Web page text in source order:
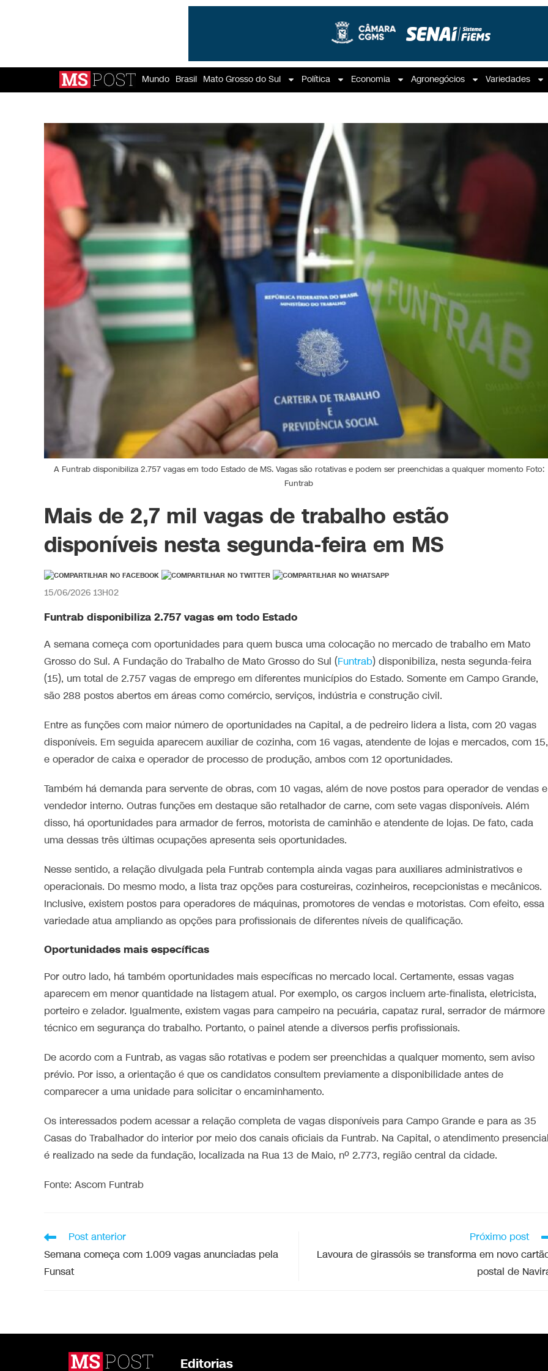
Mundo Brasil Mato Grosso do Sul Política Economia Agronegócios Variedades
A Funtrab disponibiliza 2.757 vagas em todo Estado de MS. Vagas são rotativas e podem ser preenchidas a qualquer momento Foto:
Funtrab
Mais de 2,7 mil vagas de trabalho estão
disponíveis nesta segunda-feira em MS
15/06/2026 13H02
Funtrab disponibiliza 2.757 vagas em todo Estado
A semana começa com oportunidades para quem busca uma colocação no mercado de trabalho em Mato
Grosso do Sul. A Fundação do Trabalho de Mato Grosso do Sul (Funtrab) disponibiliza, nesta segunda-feira
(15), um total de 2.757 vagas de emprego em diferentes municípios do Estado. Somente em Campo Grande,
são 288 postos abertos em áreas como comércio, serviços, indústria e construção civil.
Entre as funções com maior número de oportunidades na Capital, a de pedreiro lidera a lista, com 20 vagas
disponíveis. Em seguida aparecem auxiliar de cozinha, com 16 vagas, atendente de lojas e mercados, com 15,
e operador de caixa e operador de processo de produção, ambos com 12 oportunidades.
Também há demanda para servente de obras, com 10 vagas, além de nove postos para operador de vendas e
vendedor interno. Outras funções em destaque são retalhador de carne, com sete vagas disponíveis. Além
disso, há oportunidades para armador de ferros, motorista de caminhão e atendente de lojas. De fato, cada
uma dessas três últimas ocupações apresenta seis oportunidades.
Nesse sentido, a relação divulgada pela Funtrab contempla ainda vagas para auxiliares administrativos e
operacionais. Do mesmo modo, a lista traz opções para costureiras, cozinheiros, recepcionistas e mecânicos.
Inclusive, existem postos para operadores de máquinas, promotores de vendas e motoristas. Com efeito, essa
variedade atua ampliando as opções para profissionais de diferentes níveis de qualificação.
Oportunidades mais específicas
Por outro lado, há também oportunidades mais específicas no mercado local. Certamente, essas vagas
aparecem em menor quantidade na listagem atual. Por exemplo, os cargos incluem arte-finalista, eletricista,
porteiro e zelador. Igualmente, existem vagas para campeiro na pecuária, capataz rural, serrador de mármore
técnico em segurança do trabalho. Portanto, o painel atende a diversos perfis profissionais.
De acordo com a Funtrab, as vagas são rotativas e podem ser preenchidas a qualquer momento, sem aviso
prévio. Por isso, a orientação é que os candidatos consultem previamente a disponibilidade antes de
comparecer a uma unidade para solicitar o encaminhamento.
Os interessados podem acessar a relação completa de vagas disponíveis para Campo Grande e para as 35
Casas do Trabalhador do interior por meio dos canais oficiais da Funtrab. Na Capital, o atendimento
é realizado na sede da fundação, localizada na Rua 13 de Maio, nº 2.773, região central da cidade.
Fonte: Ascom Funtrab
Post anterior
Semana começa com 1.009 vagas anunciadas pela
Funsat
Próximo post
Lavoura de girassóis se transforma em novo
postal de
Editorias